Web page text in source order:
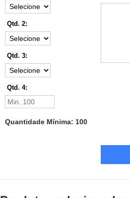
Qtd. 2:
Qtd. 3:
Qtd. 4:
Quantidade Mínima: 100